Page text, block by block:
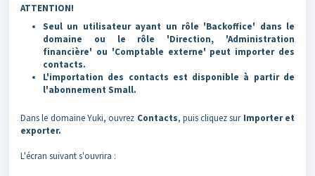
ATTENTION!
Seul un utilisateur ayant un rôle 'Backoffice' dans le
domaine ou le rôle 'Direction, 'Administration
financière' ou 'Comptable externe' peut importer des
contacts.
L'importation des contacts est disponible à partir de
l'abonnement Small.
Dans le domaine Yuki, ouvrez Contacts, puis cliquez sur Importer et
exporter.
L'écran suivant s'ouvrira :